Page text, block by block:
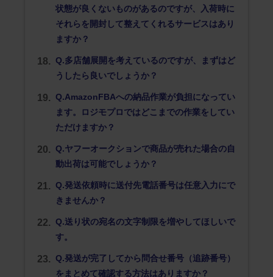
状態が良くないものがあるのですが、入荷時に
それらを開封して整えてくれるサービスはあり
ますか？
Q.多店舗展開を考えているのですが、まずはど
うしたら良いでしょうか？
Q.AmazonFBAへの納品作業が負担になってい
ます。ロジモプロではどこまでの作業をしてい
ただけますか？
Q.ヤフーオークションで商品が売れた場合の自
動出荷は可能でしょうか？
Q.発送依頼時に送付先電話番号は任意入力にで
きませんか？
Q.送り状の宛名の文字制限を増やしてほしいで
す。
Q.発送が完了してから問合せ番号（追跡番号）
をまとめて確認する方法はありますか？